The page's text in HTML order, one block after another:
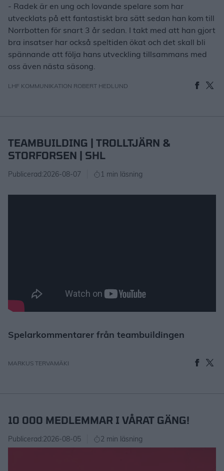
- Radek är en ung och lovande spelare som har
utvecklats på ett fantastiskt bra sätt sedan han kom till
Norrbotten för snart 3 år sedan. I takt med att han gjort
bra insatser har också speltiden ökat och det skall bli
spännande att följa hans utveckling tillsammans med
oss även nästa säsong.
LHF KOMMUNIKATION ROBERT HEDLUND
TEAMBUILDING | TROLLTJÄRN &
STORFORSEN | SHL
Publicerad:2026-08-07 1 min läsning
Spelarkommentarer från teambuildingen
MARKUS TERVAMÄKI
10 000 MEDLEMMAR I VÅRAT GÄNG!
Publicerad:2026-08-05 2 min läsning